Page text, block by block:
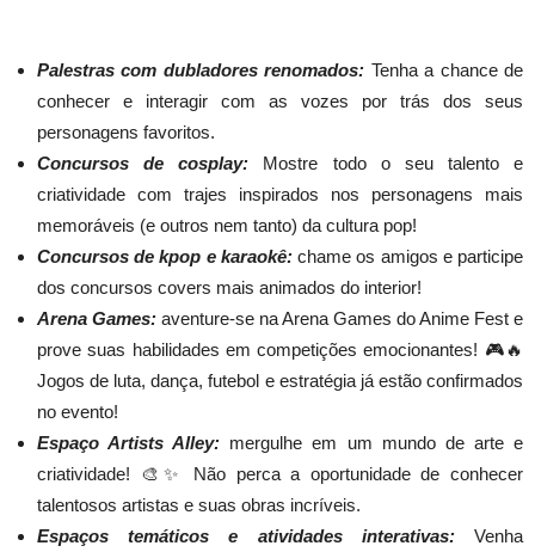
Palestras com dubladores renomados: Tenha a chance de
conhecer e interagir com as vozes por trás dos seus
personagens favoritos.
Concursos de cosplay: Mostre todo o seu talento e
criatividade com trajes inspirados nos personagens mais
memoráveis (e outros nem tanto) da cultura pop!
Concursos de kpop e karaokê: chame os amigos e participe
dos concursos covers mais animados do interior!
Arena Games: aventure-se na Arena Games do Anime Fest e
prove suas habilidades em competições emocionantes! 🎮🔥
Jogos de luta, dança, futebol e estratégia já estão confirmados
no evento!
Espaço Artists Alley: mergulhe em um mundo de arte e
criatividade! 🎨✨ Não perca a oportunidade de conhecer
talentosos artistas e suas obras incríveis.
Espaços temáticos e atividades interativas:
Venha